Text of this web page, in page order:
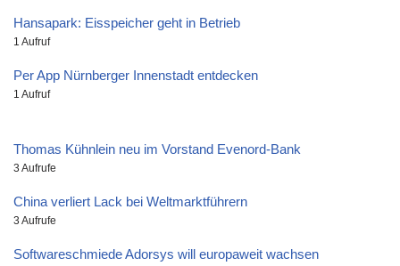
Hansapark: Eisspeicher geht in Betrieb
1 Aufruf
Per App Nürnberger Innenstadt entdecken
1 Aufruf
Thomas Kühnlein neu im Vorstand Evenord-Bank
3 Aufrufe
China verliert Lack bei Weltmarktführern
3 Aufrufe
Softwareschmiede Adorsys will europaweit wachsen